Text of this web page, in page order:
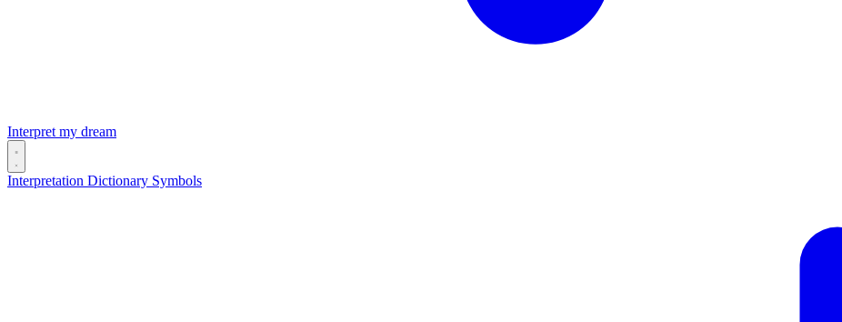
Interpret my dream
Interpretation Dictionary Symbols